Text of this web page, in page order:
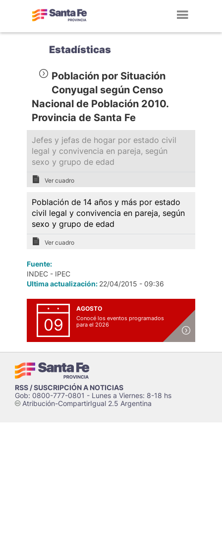
Estadísticas
Población por Situación
Conyugal según Censo
Nacional de Población 2010.
Provincia de Santa Fe
Jefes y jefas de hogar por estado civil
legal y convivencia en pareja, según
sexo y grupo de edad
Ver cuadro
Población de 14 años y más por estado
civil legal y convivencia en pareja, según
sexo y grupo de edad
Ver cuadro
Fuente:
INDEC - IPEC
Ultima actualización: 22/04/2015 - 09:36
09
AGOSTO
Conocé los eventos programados
para el 2026
RSS / SUSCRIPCIÓN A NOTICIAS
Gob: 0800-777-0801 - Lunes a Viernes: 8-18 hs
cAtribución-CompartirIgual 2.5 Argentina